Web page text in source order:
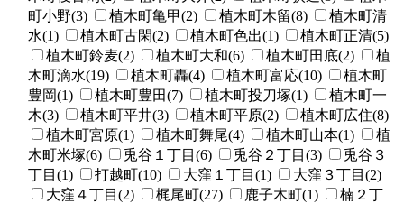
町小野(3)
植木町亀甲(2) 植木町木留(8)
植木町清
水(1)
植木町古閑(2) 植木町色出(1)
植木町正清(5)
植木町鈴麦(2)
植木町大和(6) 植木町田底(2)
植
木町滴水(19)
植木町轟(4) 植木町富応(10)
植木町
豊岡(1)
植木町豊田(7) 植木町投刀塚(1)
植木町一
木(3)
植木町平井(3) 植木町平原(2)
植木町広住(8)
植木町宮原(1)
植木町舞尾(4) 植木町山本(1)
植
木町米塚(6)
兎谷１丁目(6) 兎谷２丁目(3)
兎谷３
丁目(1)
打越町(10) 大窪１丁目(1)
大窪３丁目(2)
大窪４丁目(2)
梶尾町(27) 鹿子木町(1)
楠２丁